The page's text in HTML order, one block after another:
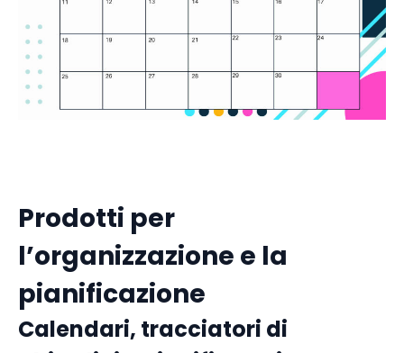
Prodotti per
l’organizzazione e la
pianificazione
Calendari, tracciatori di